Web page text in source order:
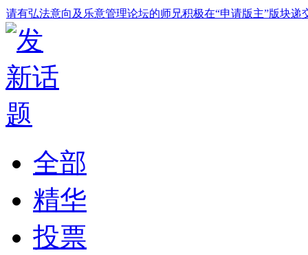
请有弘法意向及乐意管理论坛的师兄积极在“申请版主”版块递
全部
精华
投票